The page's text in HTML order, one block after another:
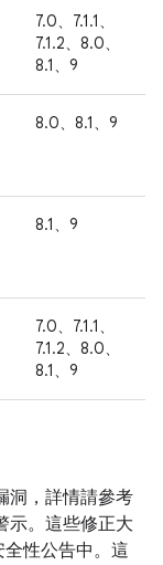
7.0、7.1.1、
7.1.2、8.0、
8.1、9
8.0、8.1、9
8.1、9
7.0、7.1.1、
7.1.2、8.0、
8.1、9
洞，詳情請參考
示。這些修正大
性公告中。這